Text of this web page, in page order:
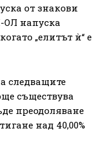
от знакови
ОЛ напуска
„елитът ѝ“ е
следващите
съществува
преодоляване
над 40,00%